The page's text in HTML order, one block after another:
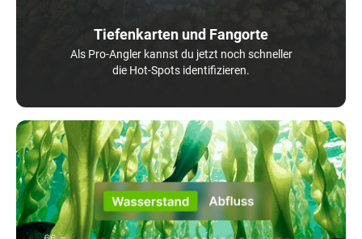
Tiefenkarten und Fangorte
Als Pro-Angler kannst du jetzt noch schneller
die Hot-Spots identifizieren.